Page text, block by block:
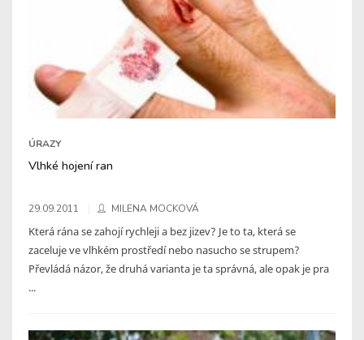
ÚRAZY
Vlhké hojení ran
29.09.2011 MILENA MOCKOVÁ
Která rána se zahojí rychleji a bez jizev? Je to ta, která se
zaceluje ve vlhkém prostředí nebo nasucho se strupem?
Převládá názor, že druhá varianta je ta správná, ale opak je pra
...